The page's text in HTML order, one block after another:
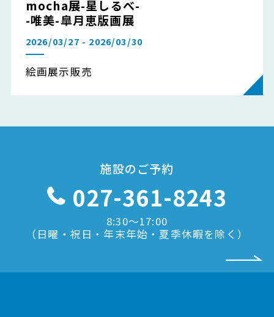
mocha展-星しるべ-
-唯美-皐月恵版画展
2026/03/27 - 2026/03/30
絵画展示販売
施設のご予約
027-361-8243
8:30〜17:00
（日曜・祝日・年末年始・夏季休暇を除く）